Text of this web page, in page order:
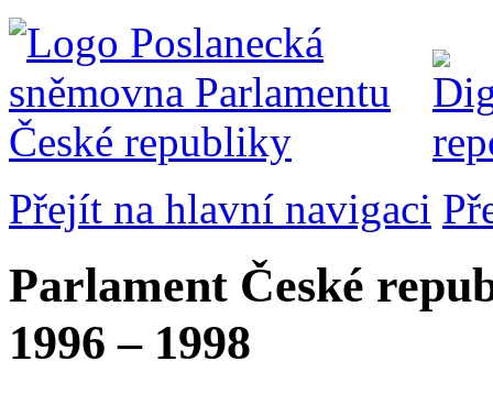
Přejít na hlavní navigaci
Parlament České
1996 – 1998